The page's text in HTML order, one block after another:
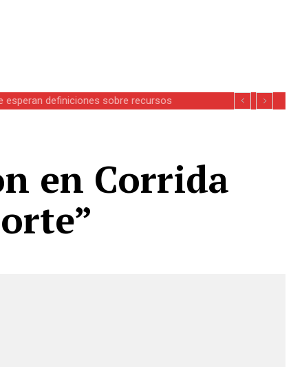
definiciones sobre recursos
en Corrida